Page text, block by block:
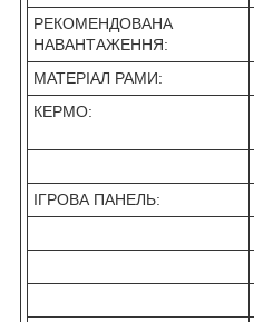
РЕКОМЕНДОВАНА
НАВАНТАЖЕННЯ:
МАТЕРІАЛ РАМИ:
КЕРМО:
ІГРОВА ПАНЕЛЬ: